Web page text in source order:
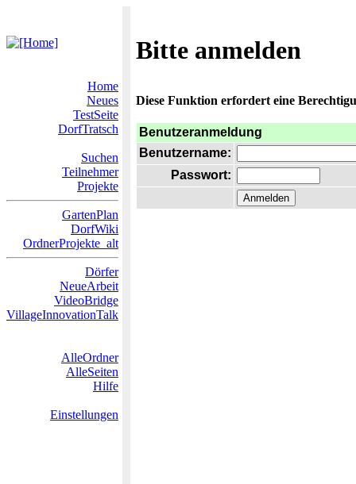
Bitte anmelden
Home
Neues
TestSeite
DorfTratsch
Suchen
Teilnehmer
Projekte
GartenPlan
DorfWiki
OrdnerProjekte_alt
Dörfer
NeueArbeit
VideoBridge
VillageInnovationTalk
AlleOrdner
AlleSeiten
Hilfe
Einstellungen
Diese Funktion erfordert eine
Benutzeranmeldung
Benutzername:
Passwort: